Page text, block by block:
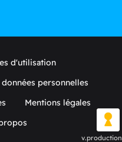
d'utilisation
personnelles
Mentions légales
v.production